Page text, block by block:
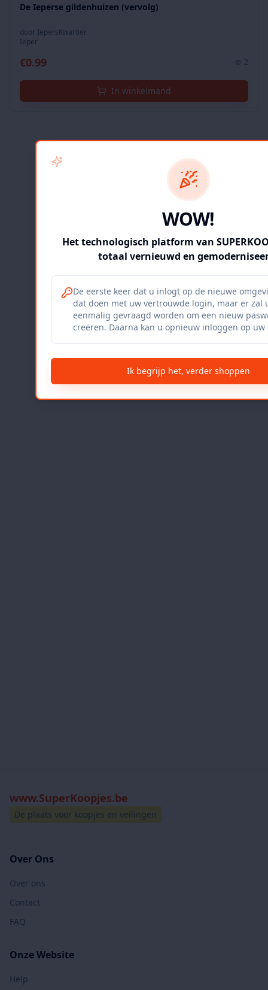
De Ieperse gildenhuizen (vervolg)
door IepersKwartier
Ieper
€0.99 2
In winkelmand
www.SuperKoopjes.be
De plaats voor koopjes en veilingen
Over Ons
Over ons
Contact
FAQ
Onze Website
Help
WOW!
Het technologisch platform van
totaal vernieuwd en
De eerste keer dat u inlogt op de nieuwe
dat doen met uw vertrouwde login, maar er zal
eenmalig gevraagd worden om een nieuw
creëren. Daarna kan u opnieuw inloggen op uw
Ik begrijp het, verder shoppen